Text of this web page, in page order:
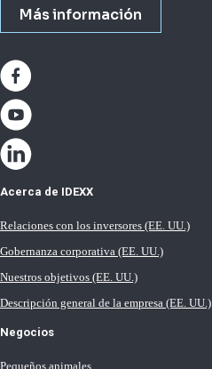
Más información
Acerca de IDEXX
Relaciones con los inversores (EE. UU.)
Gobernanza corporativa (EE. UU.)
Nuestros objetivos (EE. UU.)
Descripción general de la empresa (EE. UU.)
Negocios
Pequeños animales